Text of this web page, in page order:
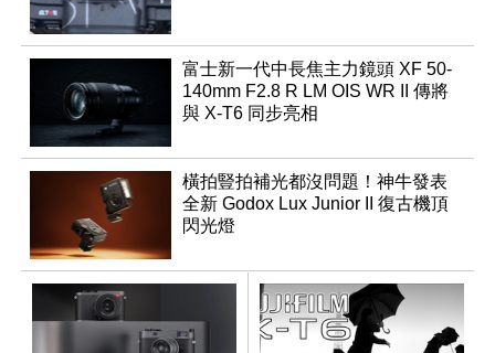
富士新一代中長焦主力鏡頭 XF 50-
140mm F2.8 R LM OIS WR II 傳將
與 X-T6 同步亮相
橫拍豎拍補光都沒問題！神牛發表
全新 Godox Lux Junior II 復古機頂
閃光燈